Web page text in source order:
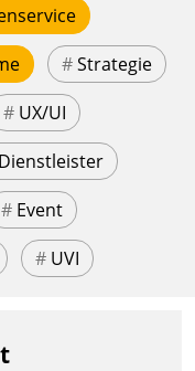
#Strategie
# UX/UI
Dienstleister
# Event
# UVI